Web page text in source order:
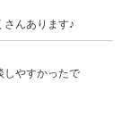
んあります♪
しやすかったで